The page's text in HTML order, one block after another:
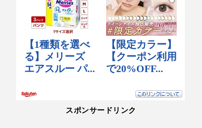
かー！うまー！ビールぺろり！次から次へとお客
さんが入店してきて人気店なのがうかがえますね
✨とても美味しかったです♪ご馳走様でした(^^)
スポンサードリンク